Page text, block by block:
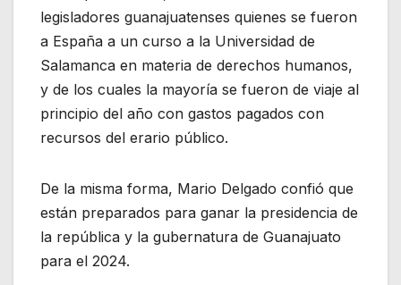
legisladores guanajuatenses quienes se fueron
a España a un curso a la Universidad de
Salamanca en materia de derechos humanos,
y de los cuales la mayoría se fueron de viaje al
principio del año con gastos pagados con
recursos del erario público.
De la misma forma, Mario Delgado confió que
están preparados para ganar la presidencia de
la república y la gubernatura de Guanajuato
para el 2024.